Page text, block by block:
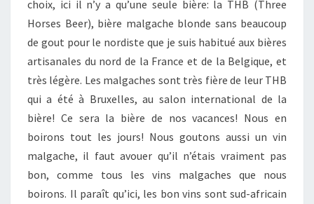
choix, ici il n’y a qu’une seule bière: la THB (Three
Horses Beer), bière malgache blonde sans beaucoup
de gout pour le nordiste que je suis habitué aux bières
artisanales du nord de la France et de la Belgique, et
très légère. Les malgaches sont très fière de leur THB
qui a été à Bruxelles, au salon international de la
bière! Ce sera la bière de nos vacances! Nous en
boirons tout les jours! Nous goutons aussi un vin
malgache, il faut avouer qu’il n’étais vraiment pas
bon, comme tous les vins malgaches que nous
boirons. Il paraît qu’ici, les bon vins sont sud-africain